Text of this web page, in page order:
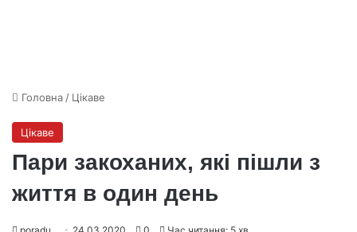
Головна / Цікаве
Цікаве
Пари закоханих, які пішли з
життя в один день